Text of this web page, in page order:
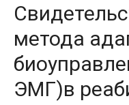
метода
ЭМГ)в